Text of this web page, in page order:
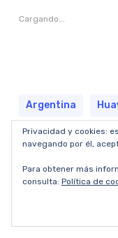
Cargando...
Argentina
Mate Serie
Privacidad y cookies:
navegando por él,
Para obtener más
consulta: Política de